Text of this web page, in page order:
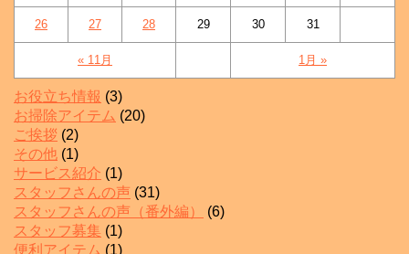
« 11月 1月 »
26 27 28 29 30 31
お役立ち情報 (3)
お掃除アイテム (20)
ご挨拶 (2)
その他 (1)
サービス紹介 (1)
スタッフさんの声 (31)
スタッフさんの声（番外編）
(6)
スタッフ募集 (1)
便利アイテム (1)